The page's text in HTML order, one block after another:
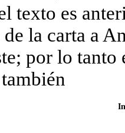
texto es
la carta a
por lo tanto